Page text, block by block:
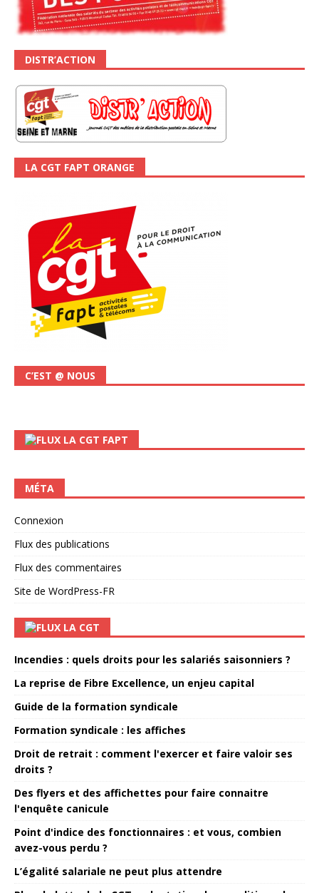
DISTR’ACTION
LA CGT FAPT ORANGE
C’EST @ NOUS
LA CGT FAPT
MÉTA
Connexion
Flux des publications
Flux des commentaires
Site de WordPress-FR
LA CGT
Incendies : quels droits pour les salariés saisonniers ?
La reprise de Fibre Excellence, un enjeu capital
Guide de la formation syndicale
Formation syndicale : les affiches
Droit de retrait : comment l'exercer et faire valoir ses
droits ?
Des flyers et des affichettes pour faire connaitre
l'enquête canicule
Point d'indice des fonctionnaires : et vous, combien
avez-vous perdu ?
L’égalité salariale ne peut plus attendre